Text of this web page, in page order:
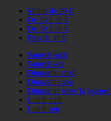
Moins de 20 €
De 15 à 30 €
De 30 à 40 €
Plus de 40 €
Samedi midi
Samedi soir
Dimanche midi
Dimanche soir
Dimanche toute la journée
Lundi midi
Lundi soir